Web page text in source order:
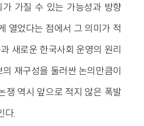
가질 수 있는 가능성과 방향
열었다는 점에서 그 의미가 적
새로운 한국사회 운영의 원리
재구성을 둘러싼 논의만큼이
쟁 역시 앞으로 적지 않은 폭발
다.